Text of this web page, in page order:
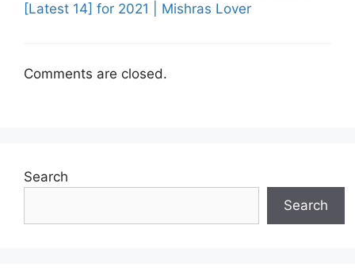
[Latest 14] for 2021 | Mishras Lover
Comments are closed.
Search
Search